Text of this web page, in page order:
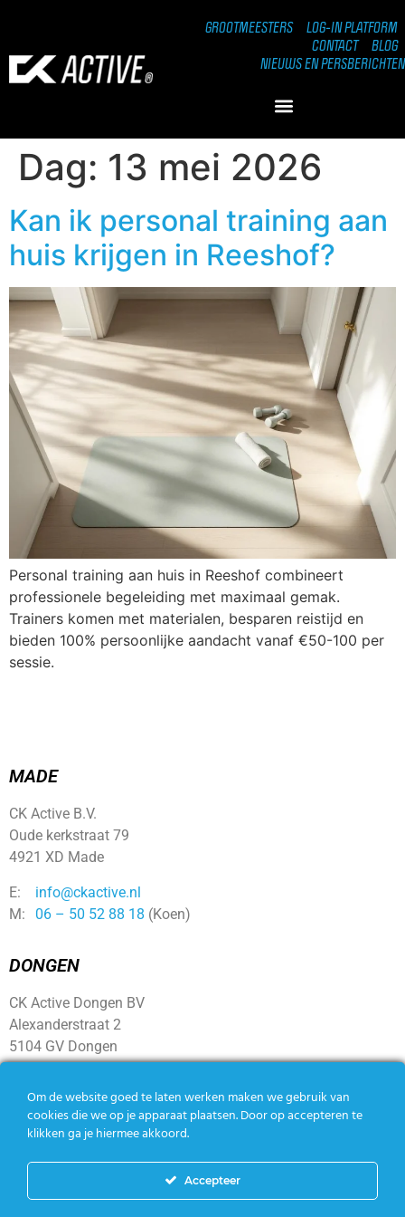
GROOTMEESTERS
LOG-IN PLATFORM
CONTACT
BLOG
NIEUWS EN PERSBERICHTEN
Dag: 13 mei 2026
Kan ik personal training aan
huis krijgen in Reeshof?
Personal training aan huis in Reeshof combineert
professionele begeleiding met maximaal gemak.
Trainers komen met materialen, besparen reistijd en
bieden 100% persoonlijke aandacht vanaf €50-100 per
sessie.
MADE
CK Active B.V.
Oude kerkstraat 79
4921 XD Made
E:
info@ckactive.nl
M:
06 – 50 52 88 18 (Koen)
DONGEN
CK Active Dongen BV
Alexanderstraat 2
5104 GV Dongen
SOCIAL
Om de website goed te laten werken maken we gebruik van
cookies die we op je apparaat plaatsen. Door op accepteren te
klikken ga je hiermee akkoord.
Accepteer